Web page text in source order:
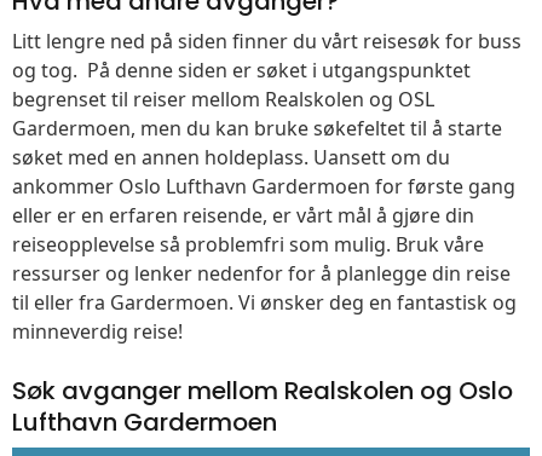
Litt lengre ned på siden finner du vårt reisesøk for buss
og tog. På denne siden er søket i utgangspunktet
begrenset til reiser mellom Realskolen og OSL
Gardermoen, men du kan bruke søkefeltet til å starte
søket med en annen holdeplass. Uansett om du
ankommer Oslo Lufthavn Gardermoen for første gang
eller er en erfaren reisende, er vårt mål å gjøre din
reiseopplevelse så problemfri som mulig. Bruk våre
ressurser og lenker nedenfor for å planlegge din reise
til eller fra Gardermoen. Vi ønsker deg en fantastisk og
minneverdig reise!
Søk avganger mellom Realskolen og Oslo
Lufthavn Gardermoen